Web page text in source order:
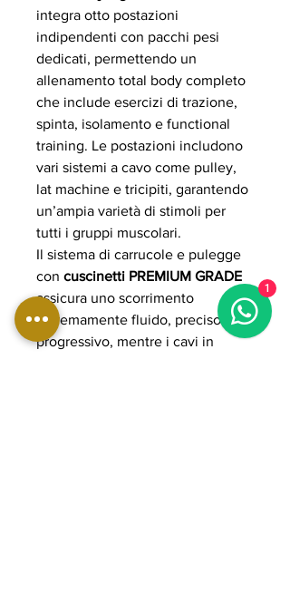
integra otto postazioni
indipendenti con pacchi pesi
dedicati, permettendo un
allenamento total body completo
che include esercizi di trazione,
spinta, isolamento e functional
training. Le postazioni includono
vari sistemi a cavo come pulley,
lat machine e tricipiti, garantendo
un’ampia varietà di stimoli per
tutti i gruppi muscolari.
Il sistema di carrucole e pulegge
con cuscinetti PREMIUM GRADE
assicura uno scorrimento
estremamente fluido, preciso e
progressivo, mentre i cavi in
1